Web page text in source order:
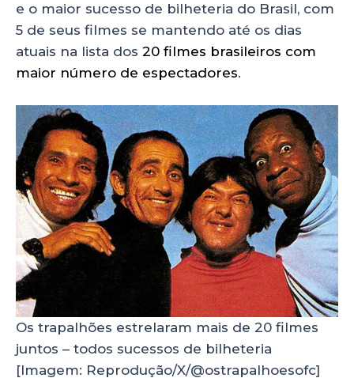
e o maior sucesso de bilheteria do Brasil, com
5 de seus filmes se mantendo até os dias
atuais na lista dos 20 filmes brasileiros com
maior número de espectadores.
Os trapalhões estrelaram mais de 20 filmes
juntos – todos sucessos de bilheteria
[Imagem: Reprodução/X/@ostrapalhoesofc]